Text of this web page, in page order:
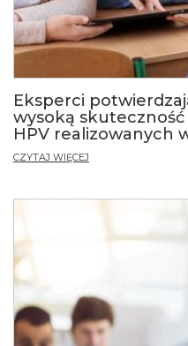
Eksperci
wysoką
HPV realizowanych
CZYTAJ WIĘCEJ